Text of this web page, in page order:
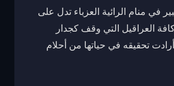
في منام الرائية العزباء تدل على
العراقيل التي وقف كجدار
تحقيقه في حياتها من أحلام